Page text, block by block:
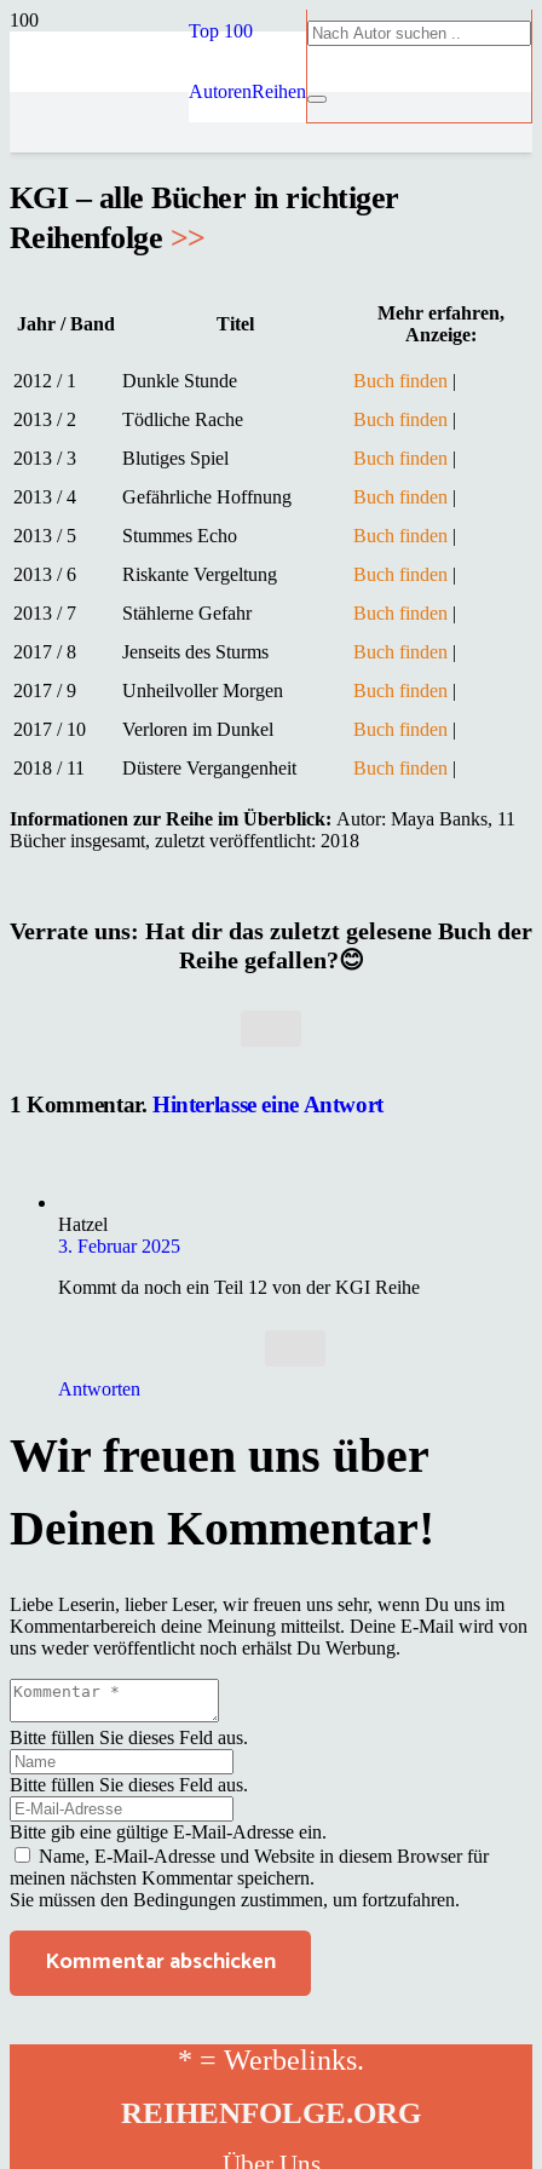
Top 100
AutorenReihen
KGI – alle Bücher in richtiger
Reihenfolge >>
Jahr / Band Titel
Mehr erfahren,
Anzeige:
2012 / 1 Dunkle Stunde Buch finden |
2013 / 2
Tödliche Rache Buch finden |
2013 / 3
Blutiges Spiel Buch finden |
2013 / 4
Gefährliche Hoffnung Buch finden |
2013 / 5
Stummes Echo Buch finden |
2013 / 6
Riskante Vergeltung Buch finden |
2013 / 7
Stählerne Gefahr Buch finden |
2017 / 8
Jenseits des Sturms Buch finden |
2017 / 9
Unheilvoller Morgen Buch finden |
2017 / 10
Verloren im Dunkel Buch finden |
2018 / 11
Düstere Vergangenheit Buch finden |
Informationen zur Reihe im Überblick: Autor: Maya Banks, 11
Bücher insgesamt, zuletzt veröffentlicht: 2018
Verrate uns: Hat dir das zuletzt gelesene Buch der
Reihe gefallen?😊
1Kommentar. Hinterlasse eine Antwort
Hatzel
3. Februar 2025
Kommt da noch ein Teil 12 von der KGI Reihe
Antworten
Liebe Leserin, lieber Leser, wir freuen uns sehr, wenn Du uns im
Kommentarbereich deine Meinung mitteilst. Deine E-Mail wird von
uns weder veröffentlicht noch erhälst Du Werbung.
Bitte füllen Sie dieses Feld aus.
Bitte füllen Sie dieses Feld aus.
Bitte gib eine gültige E-Mail-Adresse ein.
Name, E-Mail-Adresse und Website in diesem Browser für
meinen nächsten Kommentar speichern.
Sie müssen den Bedingungen zustimmen, um fortzufahren.
Kommentar abschicken
* = Werbelinks.
REIHENFOLGE.ORG